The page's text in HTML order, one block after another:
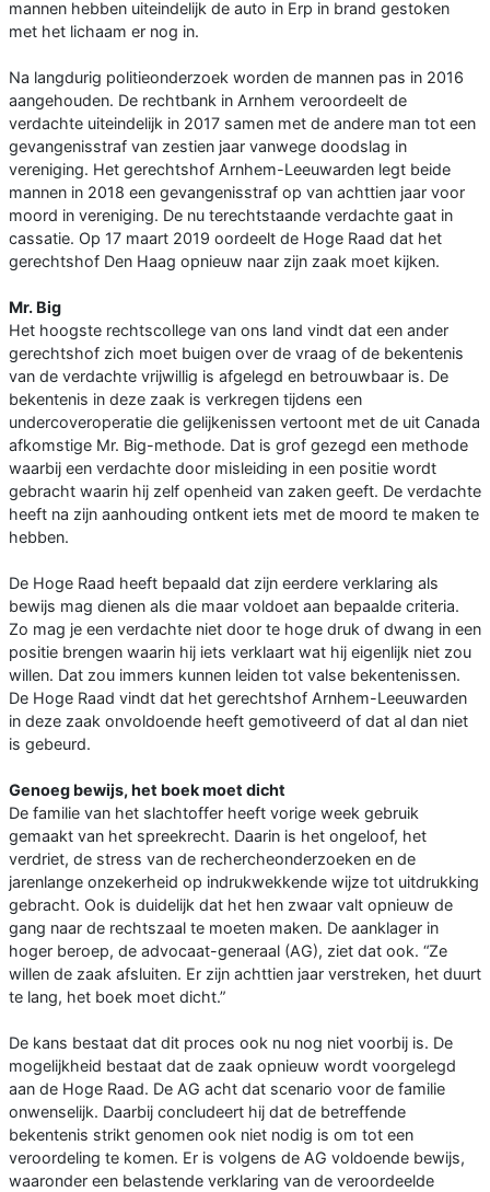
mannen hebben uiteindelijk de auto in Erp in brand gestoken
met het lichaam er nog in.
Na langdurig politieonderzoek worden de mannen pas in 2016
aangehouden. De rechtbank in Arnhem veroordeelt de
verdachte uiteindelijk in 2017 samen met de andere man tot een
gevangenisstraf van zestien jaar vanwege doodslag in
vereniging. Het gerechtshof Arnhem-Leeuwarden legt beide
mannen in 2018 een gevangenisstraf op van achttien jaar voor
moord in vereniging. De nu terechtstaande verdachte gaat in
cassatie. Op 17 maart 2019 oordeelt de Hoge Raad dat het
gerechtshof Den Haag opnieuw naar zijn zaak moet kijken.
Mr. Big
Het hoogste rechtscollege van ons land vindt dat een ander
gerechtshof zich moet buigen over de vraag of de bekentenis
van de verdachte vrijwillig is afgelegd en betrouwbaar is. De
bekentenis in deze zaak is verkregen tijdens een
undercoveroperatie die gelijkenissen vertoont met de uit Canada
afkomstige Mr. Big-methode. Dat is grof gezegd een methode
waarbij een verdachte door misleiding in een positie wordt
gebracht waarin hij zelf openheid van zaken geeft. De verdachte
heeft na zijn aanhouding ontkent iets met de moord te maken te
hebben.
De Hoge Raad heeft bepaald dat zijn eerdere verklaring als
bewijs mag dienen als die maar voldoet aan bepaalde criteria.
Zo mag je een verdachte niet door te hoge druk of dwang in een
positie brengen waarin hij iets verklaart wat hij eigenlijk niet zou
willen. Dat zou immers kunnen leiden tot valse bekentenissen.
De Hoge Raad vindt dat het gerechtshof Arnhem-Leeuwarden
in deze zaak onvoldoende heeft gemotiveerd of dat al dan niet
is gebeurd.
Genoeg bewijs, het boek moet dicht
De familie van het slachtoffer heeft vorige week gebruik
gemaakt van het spreekrecht. Daarin is het ongeloof, het
verdriet, de stress van de rechercheonderzoeken en de
jarenlange onzekerheid op indrukwekkende wijze tot uitdrukking
gebracht. Ook is duidelijk dat het hen zwaar valt opnieuw de
gang naar de rechtszaal te moeten maken. De aanklager in
hoger beroep, de advocaat-generaal (AG), ziet dat ook. “Ze
willen de zaak afsluiten. Er zijn achttien jaar verstreken, het duurt
te lang, het boek moet dicht.”
De kans bestaat dat dit proces ook nu nog niet voorbij is. De
mogelijkheid bestaat dat de zaak opnieuw wordt voorgelegd
aan de Hoge Raad. De AG acht dat scenario voor de familie
onwenselijk. Daarbij concludeert hij dat de betreffende
bekentenis strikt genomen ook niet nodig is om tot een
veroordeling te komen. Er is volgens de AG voldoende bewijs,
waaronder een belastende verklaring van de veroordeelde